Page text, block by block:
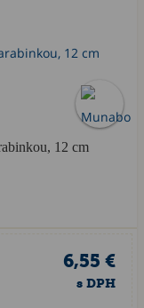
12 cm
6,55 €
s DPH